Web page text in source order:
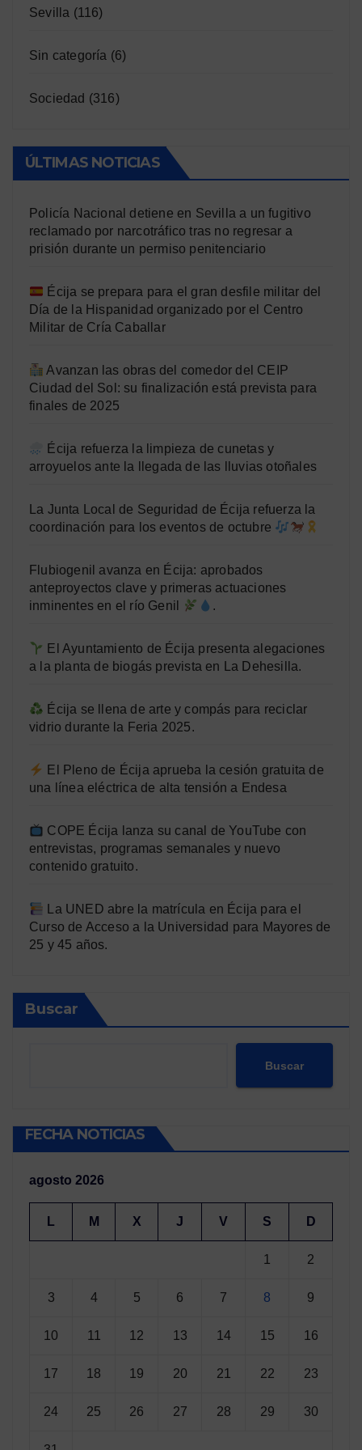
Sevilla (116)
Sin categoría (6)
Sociedad (316)
ÚLTIMAS NOTICIAS
Policía Nacional detiene en Sevilla a un fugitivo
reclamado por narcotráfico tras no regresar a
prisión durante un permiso penitenciario
Écija se prepara para el gran desfile militar del
Día de la Hispanidad organizado por el Centro
Militar de Cría Caballar
Avanzan las obras del comedor del CEIP
Ciudad del Sol: su finalización está prevista para
finales de 2025
Écija refuerza la limpieza de cunetas y
arroyuelos ante la llegada de las lluvias otoñales
La Junta Local de Seguridad de Écija refuerza la
coordinación para los eventos de octubre
Flubiogenil avanza en Écija: aprobados
anteproyectos clave y primeras actuaciones
inminentes en el río Genil
.
El Ayuntamiento de Écija presenta alegaciones
a la planta de biogás prevista en La Dehesilla.
Écija se llena de arte y compás para reciclar
vidrio durante la Feria 2025.
El Pleno de Écija aprueba la cesión gratuita de
una línea eléctrica de alta tensión a Endesa
COPE Écija lanza su canal de YouTube con
entrevistas, programas semanales y nuevo
contenido gratuito.
La UNED abre la matrícula en Écija para el
Curso de Acceso a la Universidad para Mayores de
25 y 45 años.
Buscar
Buscar
FECHA NOTICIAS
agosto 2026
L M X J V S D
1 2
3 4 5 6 7 8 9
10 11 12 13 14 15 16
17 18 19 20 21 22 23
24 25 26 27 28 29 30